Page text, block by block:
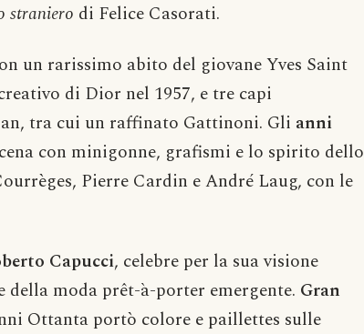
straniero di Felice Casorati.
un rarissimo abito del giovane Yves Saint
di Dior nel 1957, e tre capi
tra cui un raffinato Gattinoni. Gli anni
con minigonne, grafismi e lo spirito dello
Pierre Cardin e André Laug, con le
Capucci, celebre per la sua visione
della moda prêt-à-porter emergente. Gran
Ottanta portò colore e paillettes sulle